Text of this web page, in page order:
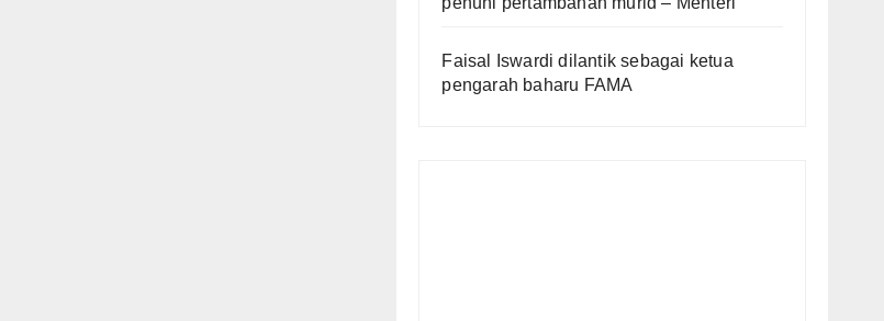
Faisal Iswardi dilantik sebagai ketua
pengarah baharu FAMA